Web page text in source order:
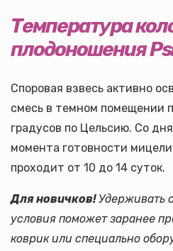
Температура
плодоношения
Споровая взвесь активно
смесь в темном помещении
градусов по Цельсию. Со
момента готовности
проходит от 10 до 14 суток.
Для новичков!Удерживать
условия поможет заранее
коврик или специально